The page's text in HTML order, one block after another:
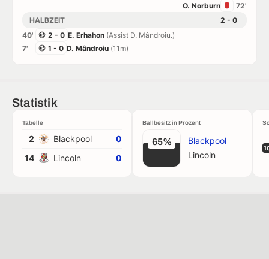
72'
O. Norburn
HALBZEIT
2 - 0
40'
2 - 0 E. Erhahon (Assist D. Mândroiu.)
7'
1 - 0 D. Mândroiu (11m)
Statistik
Tabelle
2 Blackpool
0
14
Lincoln 0
Ballbesitz in Prozent
65%
Blackpool
Lincoln